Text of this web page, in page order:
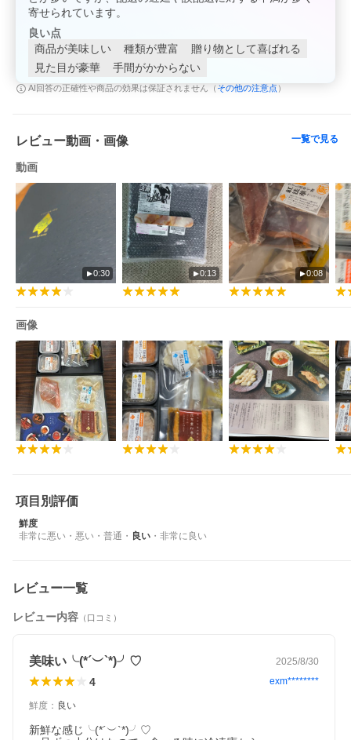
寄せられています。
良い点
商品が美味しい
種類が豊富
贈り物として喜ばれる
見た目が豪華
手間がかからない
AI回答の正確性や商品の効果は保証されません（ その他の注意点 ）
レビュー動画・画像 一覧で見る
動画
0:30 0:13 0:08
画像
項目別評価
鮮度
非常に悪い ・ 悪い ・ 普通 ・ 良い ・ 非常に良い
レビュー一覧
レビュー内容 （口コミ）
美味い╰(*´︶`*)╯♡ 2025/8/30
4 exm********
鮮度 ： 良い
新鮮な感じ╰(*´︶`*)╯♡